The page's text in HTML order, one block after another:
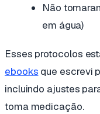
Não
em água)
Esses protocolos
ebooks que escrevi
incluindo ajustes
toma medicação.